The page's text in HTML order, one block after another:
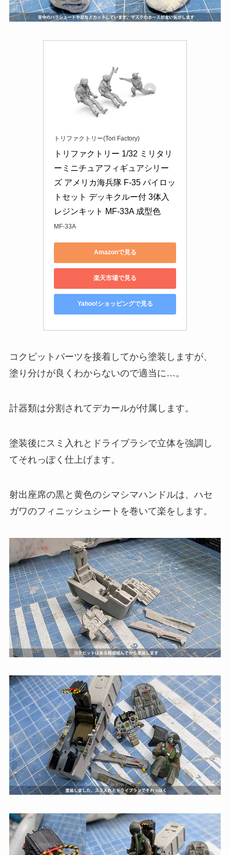
トリファクトリー(Tori Factory)
トリファクトリー 1/32 ミリタリ
ーミニチュアフィギュアシリー
ズ アメリカ海兵隊 F-35 パイロッ
トセット デッキクルー付 3体入
レジンキット MF-33A 成型色
MF-33A
Amazonで見る
楽天市場で見る
Yahoo!ショッピングで見る
コクピットパーツを接着してから塗装しますが、
塗り分けが良くわからないので適当に…。
計器類は分割されてデカールが付属します。
塗装後にスミ入れとドライブラシで立体を強調し
てそれっぽく仕上げます。
射出座席の黒と黄色のシマシマハンドルは、ハセ
ガワのフィニッシュシートを巻いて楽をします。